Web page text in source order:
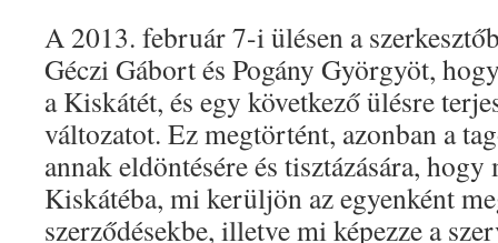
A 2013. február 7-i ülésen a
Géczi Gábort és Pogány Györgyöt,
a Kiskátét, és egy következő ülésre
változatot. Ez megtörtént, azonban a
annak eldöntésére és tisztázására,
Kiskátéba, mi kerüljön az egyenként
szerződésekbe, illetve mi képezze a